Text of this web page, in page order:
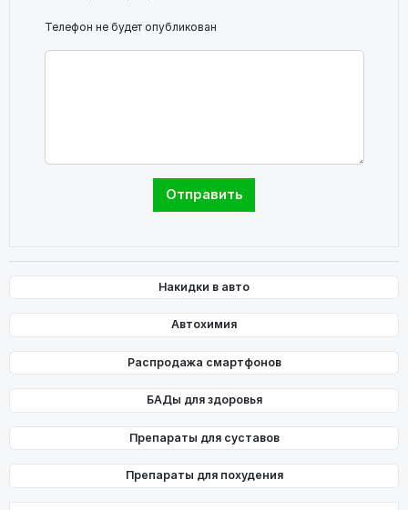
Телефон не будет опубликован
Накидки в авто
Автохимия
Распродажа смартфонов
БАДы для здоровья
Препараты для суставов
Препараты для похудения